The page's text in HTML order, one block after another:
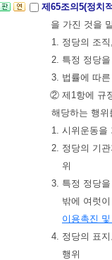
제65조의5(정치
을 가진 것을
1. 정당의 조
2. 특정 정당
3. 법률에 따
② 제1항에 규
해당하는 행
1. 시위운동을
2. 정당의 기
위
3. 특정 정당
밖에 여럿
이용촉진
4. 정당의 표
행위